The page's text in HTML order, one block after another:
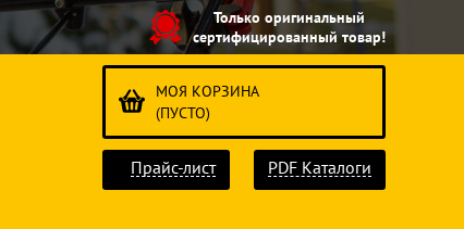
Только оригинальный
сертифицированный товар!
МОЯ КОРЗИНА
(ПУСТО)
Прайс-лист PDF Каталоги